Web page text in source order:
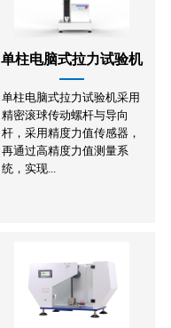
单柱电脑式拉力试验机
单柱电脑式拉力试验机采用
精密滚球传动螺杆与导向
杆，采用精度力值传感器，
再通过高精度力值测量系
统，实现...